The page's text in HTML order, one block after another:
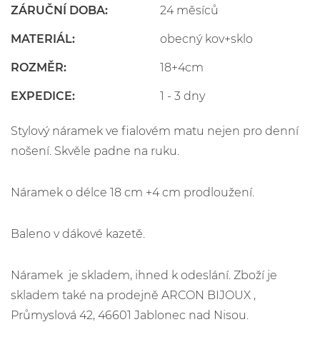
ZÁRUČNÍ DOBA: 24 měsíců
MATERIÁL: obecný kov+sklo
ROZMĚR: 18+4cm
EXPEDICE: 1 - 3 dny
Stylový náramek ve fialovém matu nejen pro denní
nošení. Skvěle padne na ruku.
Náramek o délce 18 cm +4 cm prodloužení.
Baleno v dákové kazetě.
Náramek je skladem, ihned k odeslání. Zboží je
skladem také na prodejně ARCON BIJOUX ,
Průmyslová 42, 46601 Jablonec nad Nisou.